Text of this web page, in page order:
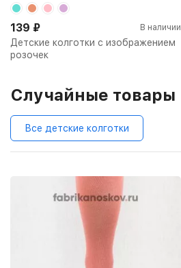
Детские колготки с изображением
розочек
139 ₽ В наличии
Случайные товары
Все детские колготки